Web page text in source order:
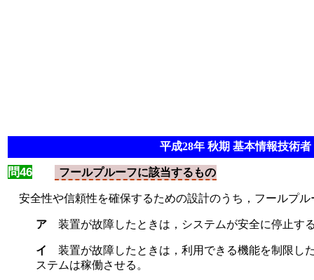
平成28年 秋期 基本情報技術者
問46 フールプルーフに該当するもの
安全性や信頼性を確保するための設計のうち，フールプ
ア 装置が故障したときは，システムが安全に停止す
イ 装置が故障したときは，利用できる機能を制限し
ステムは稼働させる。